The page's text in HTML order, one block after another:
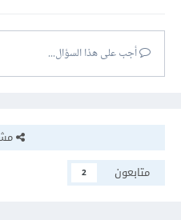
أجب على هذا السؤال...
متابعون
2